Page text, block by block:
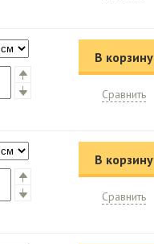
В корзину
Сравнить
В корзину
Сравнить